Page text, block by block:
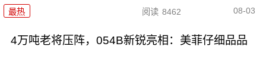
最热 阅读 8462 08-03
4万吨老将压阵，054B新锐亮相：美菲仔细品品